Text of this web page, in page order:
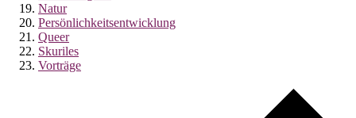
Natur
Persönlichkeitsentwicklung
Queer
Skuriles
Vorträge